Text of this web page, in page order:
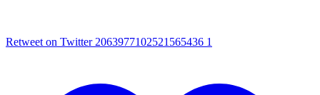
Retweet on Twitter 2063977102521565436 1